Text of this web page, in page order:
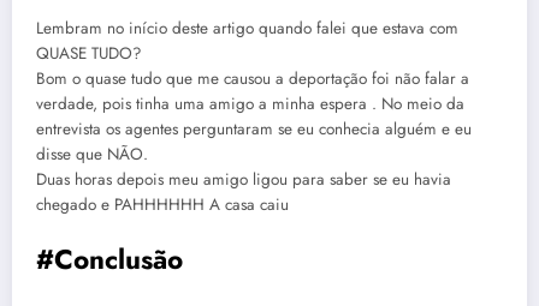
Lembram no início deste artigo quando falei que estava com
QUASE TUDO?
Bom o quase tudo que me causou a deportação foi não falar a
verdade, pois tinha uma amigo a minha espera . No meio da
entrevista os agentes perguntaram se eu conhecia alguém e eu
disse que NÃO.
Duas horas depois meu amigo ligou para saber se eu havia
chegado e PAHHHHHH A casa caiu
#Conclusão